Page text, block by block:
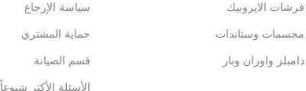
فرشات الايروبيك
مجسمات وستاندات
دامبلز واوزان وبار
سياسة الإرجاع
حماية المشتري
قسم الصيانة
الأسئلة الأكثر شيوعاً